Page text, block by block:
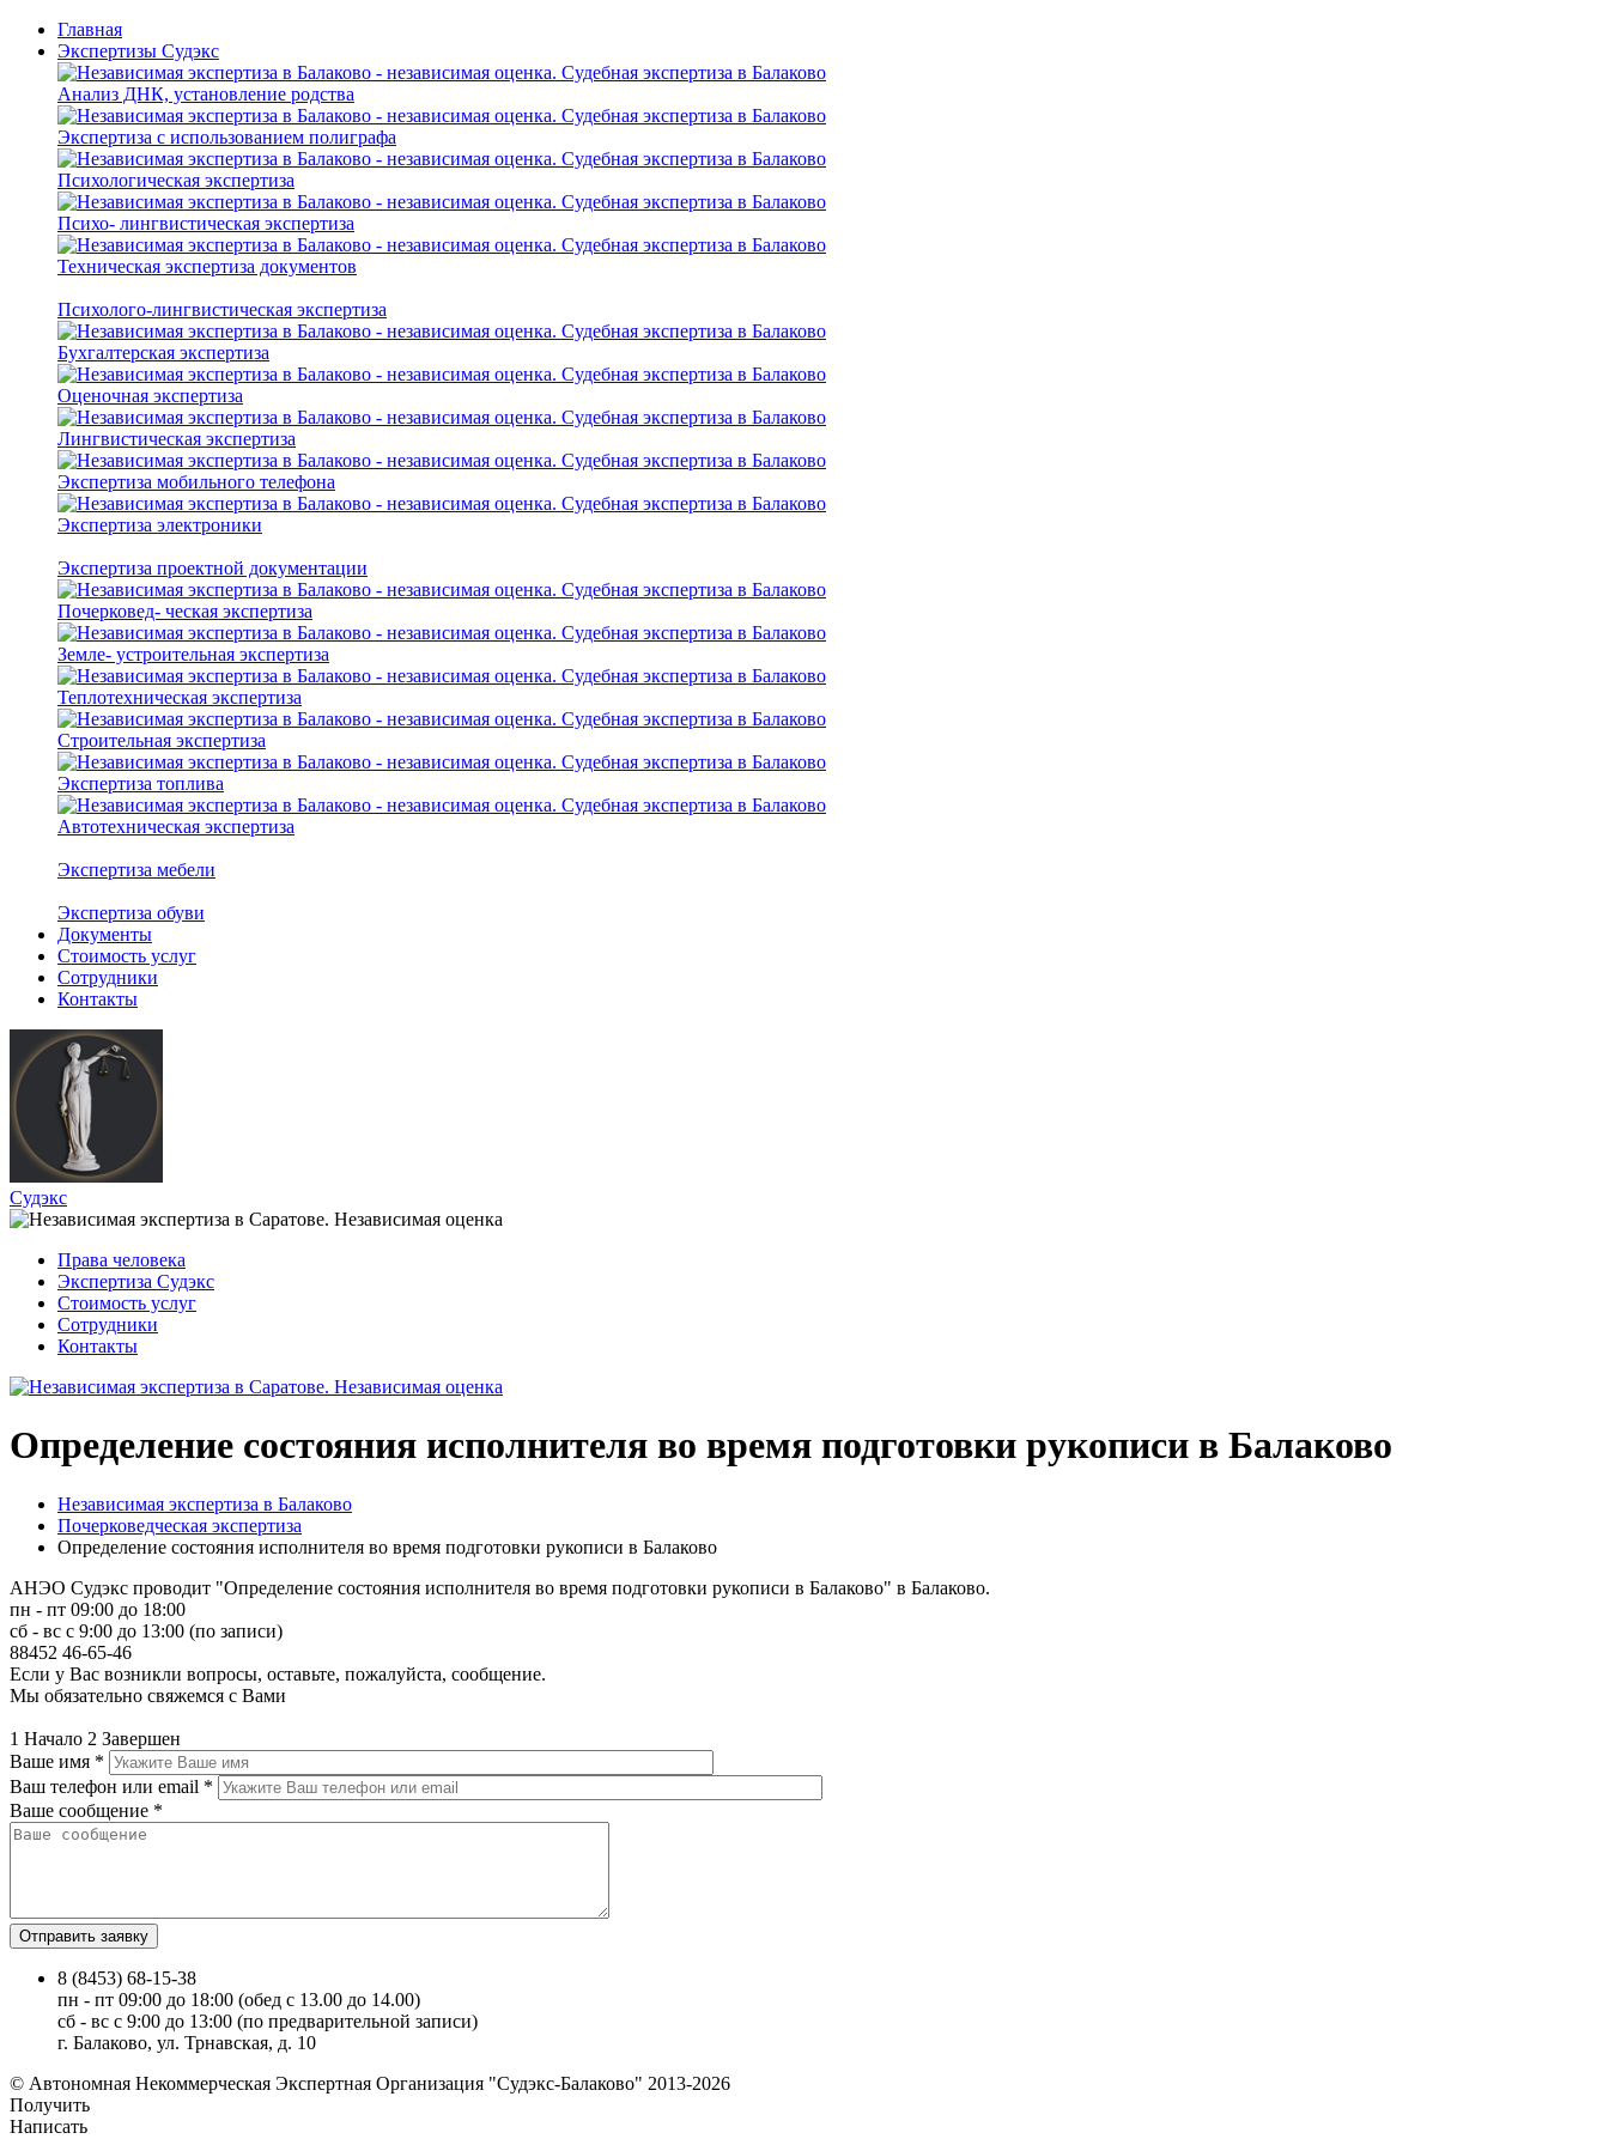
Главная
Экспертизы Судэкс
Анализ ДНК, установление родства
Экспертиза с использованием полиграфа
Психологическая экспертиза
Психо- лингвистическая экспертиза
Техническая экспертиза документов
Психолого-лингвистическая экспертиза
Бухгалтерская экспертиза
Оценочная экспертиза
Лингвистическая экспертиза
Экспертиза мобильного телефона
Экспертиза электроники
Экспертиза проектной документации
Почерковед- ческая экспертиза
Земле- устроительная экспертиза
Теплотехническая экспертиза
Строительная экспертиза
Экспертиза топлива
Автотехническая экспертиза
Экспертиза мебели
Экспертиза обуви
Документы
Стоимость услуг
Сотрудники
Контакты
Судэкс
Права человека
Экспертиза Судэкс
Стоимость услуг
Сотрудники
Контакты
Определение состояния исполнителя во время подготовки рукописи в Балаково
Независимая экспертиза в Балаково
Почерковедческая экспертиза
Определение состояния исполнителя во время подготовки рукописи в Балаково
АНЭО Судэкс проводит "Определение состояния исполнителя во время подготовки рукописи в Балаково" в Балаково.
пн - пт 09:00 до 18:00
сб - вс с 9:00 до 13:00 (по записи)
88452 46-65-46
Если у Вас возникли вопросы, оставьте, пожалуйста, сообщение.
Мы обязательно свяжемся с Вами
1 Начало 2 Завершен
Ваше имя *
Ваш телефон или email *
Ваше сообщение *
8 (8453) 68-15-38
пн - пт 09:00 до 18:00 (обед c 13.00 до 14.00)
сб - вс с 9:00 до 13:00 (по предварительной записи)
г. Балаково, ул. Трнавская, д. 10
© Автономная Некоммерческая Экспертная Организация "Судэкс-Балаково" 2013-2026
Получить
Написать